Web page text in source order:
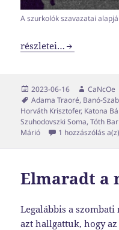
A szurkolók szavazatai
A 2022/2023-as idény
részletei…
Közzétéve
2023-06-16 Szerző
CaNcOe
Címke
Adama Traoré, Banó-
Horváth Krisztofer, Katona
Szuhodovszki Soma,Tóth
Márió
1 hozzászólás a(z)
Elmaradt a
Legalábbis a
azt hallgattuk, hogy